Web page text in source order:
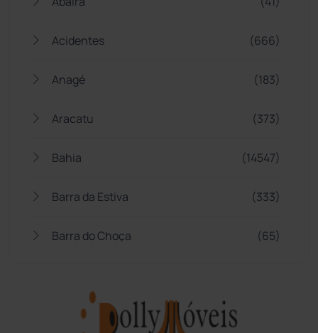
Acidentes (666)
Anagé (183)
Aracatu (373)
Bahia (14547)
Barra da Estiva (333)
Barra do Choça (65)
Bom Jesus da Lapa